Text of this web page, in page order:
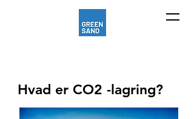
Hvad er CO2 -lagring?